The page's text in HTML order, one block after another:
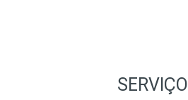
SERVIÇO